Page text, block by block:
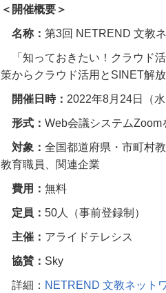
＜開催概要＞
名称： 第3回 NETREND 文教
「知っておきたい！クラウド
策からクラウド活用と SINET解
開催日時： 2022年8月 24日（水
形式： Web会議システムZoom
対象： 全国都道府県・市町村
教育職員、関連企業
費用： 無料
定員： 50人（事前登録制）
主催： アライドテレシス
協賛： Sky
詳細： NETREND 文教ネット